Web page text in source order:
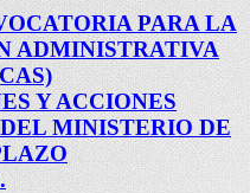
PARA LA
ADMINISTRATIVA
Y ACCIONES
MINISTERIO DE